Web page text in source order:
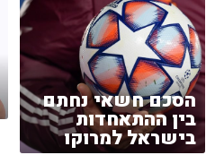
הסכם חשאי נחתם
בין ההתאחדות
בישראל למרוקו